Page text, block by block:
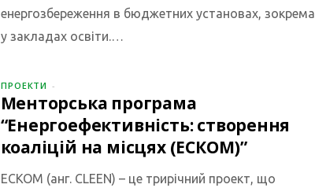
енергозбереження в бюджетних установах, зокрема
у закладах освіти.…
ПРОЕКТИ
Менторська програма
“Енергоефективність: створення
коаліцій на місцях (ЕСКОМ)”
ЕСКОМ (анг. CLEEN) – це трирічний проект, що